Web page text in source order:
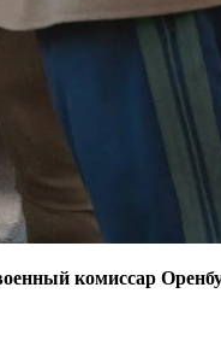
комиссар